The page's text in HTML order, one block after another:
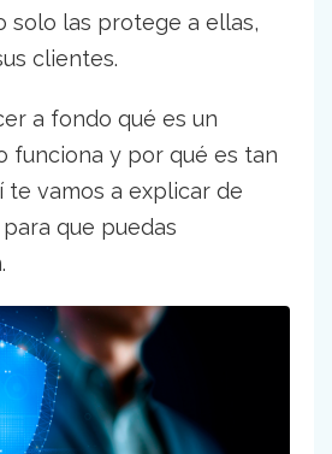
solo las protege a ellas,
clientes.
a fondo qué es un
funciona y por qué es tan
te vamos a explicar de
que puedas